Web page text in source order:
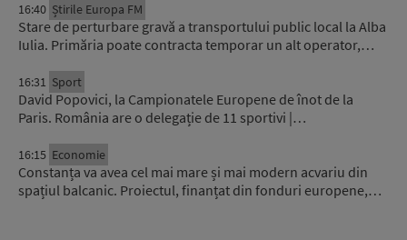
16:40 Știrile Europa FM
Stare de perturbare gravă a transportului public local la Alba
Iulia. Primăria poate contracta temporar un alt operator,…
16:31 Sport
David Popovici, la Campionatele Europene de înot de la
Paris. România are o delegație de 11 sportivi |…
16:15 Economie
Constanța va avea cel mai mare și mai modern acvariu din
spațiul balcanic. Proiectul, finanțat din fonduri europene,…